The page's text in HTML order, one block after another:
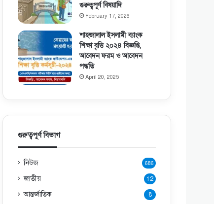
গুরুত্বপূর্ণ বিষয়াদি
February 17, 2026
শাহজালাল ইসলামী ব্যাংক
শিক্ষা বৃত্তি ২০২৪ বিজ্ঞপ্তি,
আবেদন ফরম ও আবেদন
পদ্ধতি
April 20, 2025
গুরুত্বপূর্ণ বিভাগ
নিউজ 686
জাতীয় 12
আন্তর্জাতিক 8